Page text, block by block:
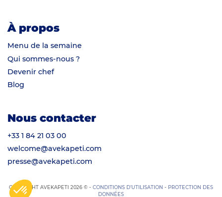
À propos
Menu de la semaine
Qui sommes-nous ?
Devenir chef
Blog
Nous contacter
+33 1 84 21 03 00
welcome@avekapeti.com
presse@avekapeti.com
COPYRIGHT AVEKAPETI 2026 © - CONDITIONS D’UTILISATION - PROTECTION DES
DONNÉES